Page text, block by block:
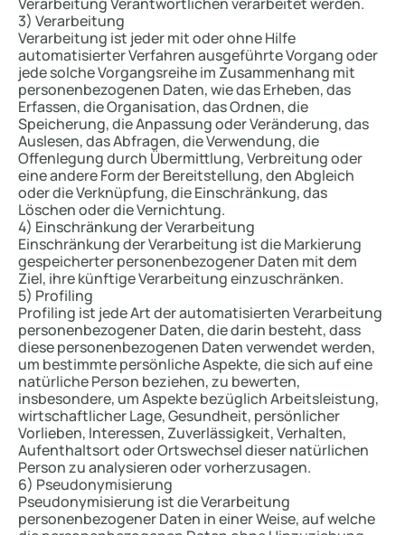
3) Verarbeitung
Verarbeitung ist jeder mit oder ohne Hilfe
automatisierter Verfahren ausgeführte Vorgang oder
jede solche Vorgangsreihe im Zusammenhang mit
personenbezogenen Daten, wie das Erheben, das
Erfassen, die Organisation, das Ordnen, die
Speicherung, die Anpassung oder Veränderung, das
Auslesen, das Abfragen, die Verwendung, die
Offenlegung durch Übermittlung, Verbreitung oder
eine andere Form der Bereitstellung, den Abgleich
oder die Verknüpfung, die Einschränkung, das
Löschen oder die Vernichtung.
4) Einschränkung der Verarbeitung
Einschränkung der Verarbeitung ist die Markierung
gespeicherter personenbezogener Daten mit dem
Ziel, ihre künftige Verarbeitung einzuschränken.
5) Profiling
Profiling ist jede Art der automatisierten Verarbeitung
personenbezogener Daten, die darin besteht, dass
diese personenbezogenen Daten verwendet werden,
um bestimmte persönliche Aspekte, die sich auf eine
natürliche Person beziehen, zu bewerten,
insbesondere, um Aspekte bezüglich Arbeitsleistung,
wirtschaftlicher Lage, Gesundheit, persönlicher
Vorlieben, Interessen, Zuverlässigkeit, Verhalten,
Aufenthaltsort oder Ortswechsel dieser natürlichen
Person zu analysieren oder vorherzusagen.
6) Pseudonymisierung
Pseudonymisierung ist die Verarbeitung
personenbezogener Daten in einer Weise, auf welche